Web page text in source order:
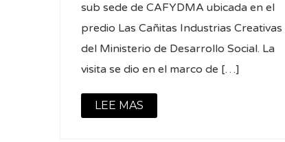
sub sede de CAFYDMA ubicada en el
predio Las Cañitas Industrias Creativas
del Ministerio de Desarrollo Social. La
visita se dio en el marco de […]
LEE MAS